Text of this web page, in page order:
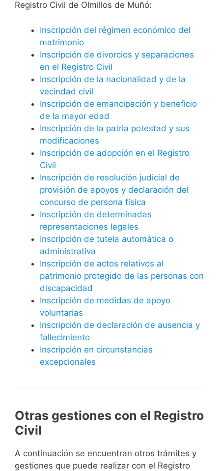
Registro Civil de Olmillos de Muñó:
Inscripción del régimen económico del
matrimonio
Inscripción de divorcios y separaciones
en el Registro Civil
Inscripción de la nacionalidad y de la
vecindad civil
Inscripción de emancipación y beneficio
de la mayor edad
Inscripción de la patria potestad y sus
modificaciones
Inscripción de adopción en el Registro
Civil
Inscripción de resolución judicial de
provisión de apoyos y declaración del
concurso de persona física
Inscripción de determinadas
representaciones legales
Inscripción de tutela automática o
administrativa
Inscripción de actos relativos al
patrimonio protegido de las personas con
discapacidad
Inscripción de medidas de apoyo
voluntarias
Inscripción de declaración de ausencia y
fallecimiento
Inscripción en circunstancias
excepcionales
Otras gestiones con el Registro
Civil
A continuación se encuentran otros trámites y
gestiones que puede realizar con el Registro